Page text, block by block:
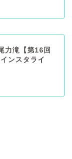
力滝【第16回
ンスタライ